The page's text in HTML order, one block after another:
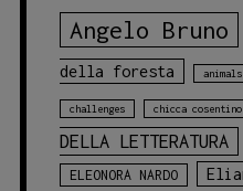
Angelo Bruno
della foresta animals
challenges chicca cosentino
DELLA LETTERATURA
ELEONORA NARDO